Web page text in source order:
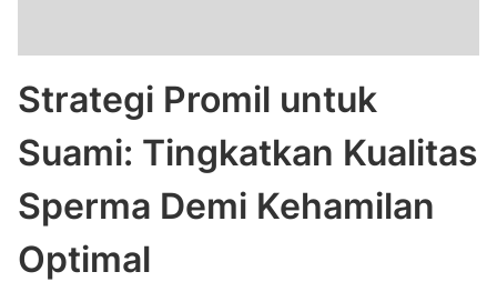
Strategi Promil untuk
Suami: Tingkatkan Kualitas
Sperma Demi Kehamilan
Optimal